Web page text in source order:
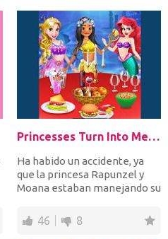
Princesses Turn Into Mermaid
Ha habido un accidente, ya
que la princesa Rapunzel y
Moana estaban manejando su
46 8